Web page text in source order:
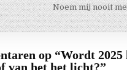
Noem mij nooit
op “Wordt 2025
van het het licht?”